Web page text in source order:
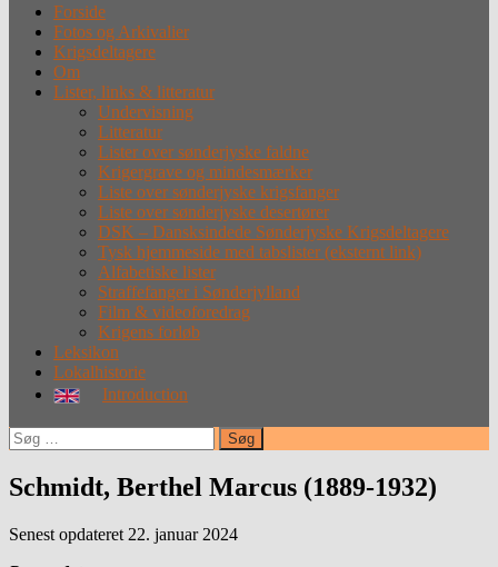
Forside
Fotos og Arkivalier
Krigsdeltagere
Om
Lister, links & litteratur
Undervisning
Litteratur
Lister over sønderjyske faldne
Krigergrave og mindesmærker
Liste over sønderjyske krigsfanger
Liste over sønderjyske desertører
DSK – Dansksindede Sønderjyske Krigsdeltagere
Tysk hjemmeside med tabslister (eksternt link)
Alfabetiske lister
Straffefanger i Sønderjylland
Film & videoforedrag
Krigens forløb
Leksikon
Lokalhistorie
Introduction
Søg
efter:
Schmidt, Berthel Marcus (1889-1932)
Senest opdateret 22. januar 2024